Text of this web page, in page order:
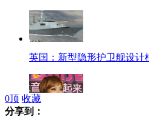
英国：新型隐形护卫舰设计
0顶 收藏
分享到：